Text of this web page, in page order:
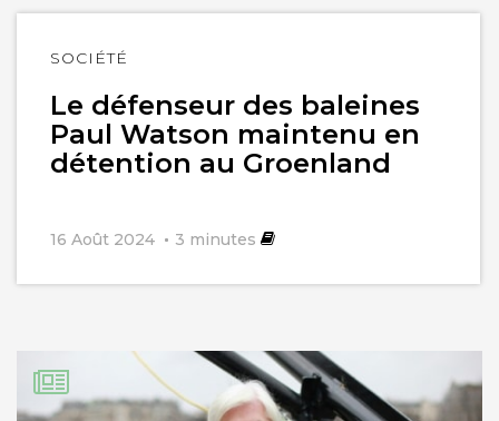
SOCIÉTÉ
Le défenseur des baleines
Paul Watson maintenu en
détention au Groenland
16 Août 2024 3 minutes
Lire